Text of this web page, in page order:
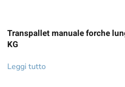
Transpallet manuale forche
KG
Leggi tutto